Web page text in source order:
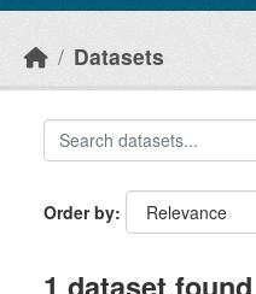
Datasets
Order by